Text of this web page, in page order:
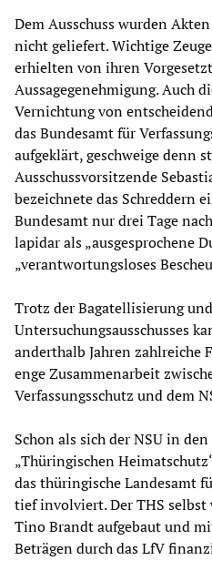
Dem Ausschuss wurden
nicht geliefert. Wichtige
erhielten von ihren
Aussagegenehmigung. Auch
Vernichtung von
das Bundesamt für
aufgeklärt, geschweige denn
Ausschussvorsitzende
bezeichnete das Schreddern
Bundesamt nur drei Tage
lapidar als „ausgesprochene
„verantwortungsloses
Trotz der Bagatellisierung
Untersuchungsausschusses
anderthalb Jahren zahlreiche
enge Zusammenarbeit
Verfassungsschutz und dem
Schon als sich der NSU in
„Thüringischen
das thüringische Landesamt
tief involviert. Der THS
Tino Brandt aufgebaut und
Beträgen durch das LfV